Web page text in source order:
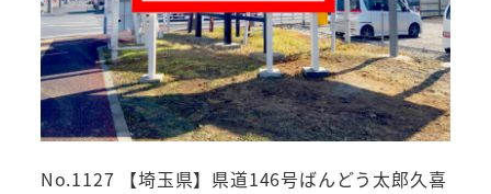
No.1127 【埼玉県】県道146号ばんどう太郎久喜